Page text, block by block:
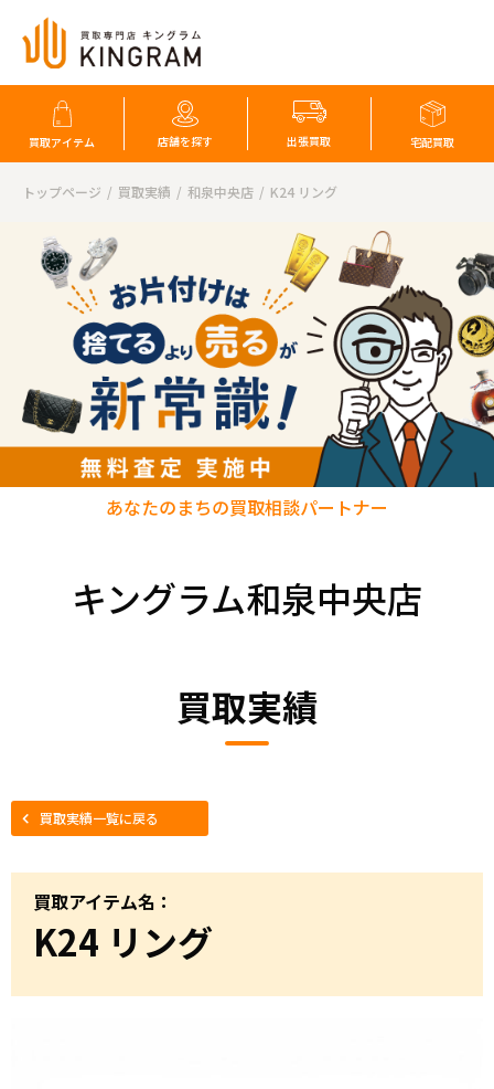
買取アイテム 店舗を探す 出張買取 宅配買取
トップページ 買取実績 和泉中央店 K24 リング
キングラム和泉中央店
あなたのまちの買取相談パートナー
買取実績
買取実績一覧に戻る
買取アイテム名：
K24 リング